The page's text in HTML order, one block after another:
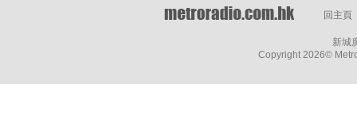
回主頁
新城
Copyright 2026©